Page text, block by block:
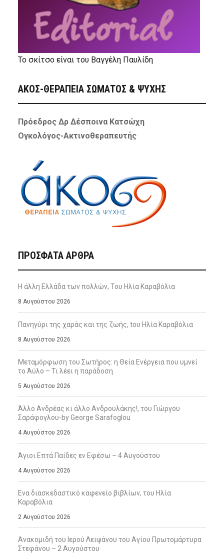
Το σκίτσο είναι του Βαγγέλη Παυλίδη
ΑΚΟΣ-ΘΕΡΑΠΕΙΑ ΣΩΜΑΤΟΣ & ΨΥΧΗΣ
Πρόεδρος Δρ Δέσποινα Κατσώχη
Ογκολόγος-Ακτινοθεραπευτής
ΠΡΌΣΦΑΤΑ ΆΡΘΡΑ
Η άλλη Ελλάδα των πολλών, Του Ηλία Καραβόλια
8 Αυγούστου 2026
Πανηγύρι της χαράς και της ζωής, tου Ηλία Καραβόλια
8 Αυγούστου 2026
Μεταμόρφωση του Σωτήρος: η Θεία Ενέργεια που υμνεί
το Άϋλο – Τι λέει η παράδοση
5 Αυγούστου 2026
Άλλο Ανδρέας κι άλλο Ανδρουλάκης!, του Γιώργου
Σαράφογλου-by George Sarafoglou
4 Αυγούστου 2026
Άγιοι Επτά Παίδες εν Εφέσω – 4 Αυγούστου
4 Αυγούστου 2026
Ενα διασκεδαστικό καφενείο βιβλίων, του Ηλία
Καραβόλια
2 Αυγούστου 2026
Ανακομιδή του Ιερού Λειψάνου του Αγίου Πρωτομάρτυρα
Στεφάνου – 2 Αυγούστου